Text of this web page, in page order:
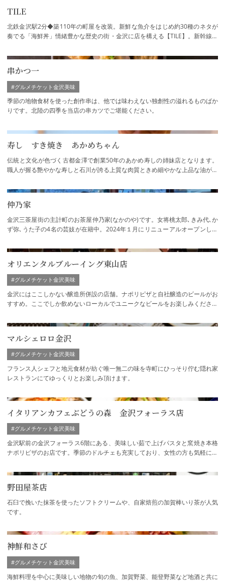
TILE
北鉄金沢駅2分◆築110年の町屋を改装。新鮮な魚介をはじめ約30種のネタが
奏でる「海鮮丼」情緒豊かな歴史の街・金沢に店を構える【TILE】。新幹線も
串かつ一
季節の地物食材を使った創作串は、他では味わえない独創性の溢れるものばか
りです。北陸の四季を当店の串カツでご堪能ください。
#グルメチケット金沢美味
寿し すき焼き あかめちゃん
伝統と文化が色づく古都金澤で創業50年のあかめ寿しの姉妹店となります。
職人が握る艶やかな寿しと石川が誇る上質な肉質ときめ細やかな上品な油が特
仲乃家
金沢三茶屋街の主計町のお茶屋仲乃家(なかのや)です。女将桃太郎､きみ代､か
ず弥､うた子の4名の芸妓が在籍中。2024年１月にリニューアルオープンしま
オリエンタルブルーイング東山店
金沢にはここしかない醸造所併設の店舗。ナポリピザと自社醸造のビールがお
すすめ。ここでしか飲めないローカルでユニークなビールをお楽しみください
#グルメチケット金沢美味
マルシェロロ金沢
フランス人シェフと地元食材が紡ぐ唯一無二の味を寺町にひっそり佇む隠れ家
レストランにてゆっくりとお楽しみ頂けます。
#グルメチケット金沢美味
イタリアンカフェぶどうの森 金沢フォーラス店
金沢駅前の金沢フォーラス6階にある、美味しい茹で上げパスタと窯焼き本格
ナポリピザのお店です。季節のドルチェも充実しており、女性の方も気軽に楽
#グルメチケット金沢美味
野田屋茶店
石臼で挽いた抹茶を使ったソフトクリームや、自家焙煎の加賀棒いり茶が人気
です。
神鮮和さび
海鮮料理を中心に美味しい地物の旬の魚、加賀野菜、能登野菜など地酒と共に
#グルメチケット金沢美味